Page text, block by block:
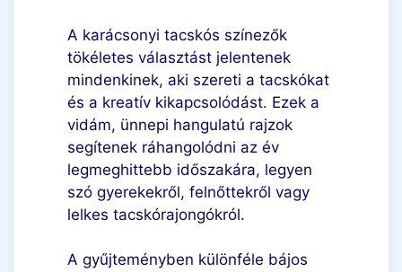
A karácsonyi tacskós színezők
tökéletes választást jelentenek
mindenkinek, aki szereti a tacskókat
és a kreatív kikapcsolódást. Ezek a
vidám, ünnepi hangulatú rajzok
segítenek ráhangolódni az év
legmeghittebb időszakára, legyen
szó gyerekekről, felnőttekről vagy
lelkes tacskórajongókról.
A gyűjteményben különféle bájos